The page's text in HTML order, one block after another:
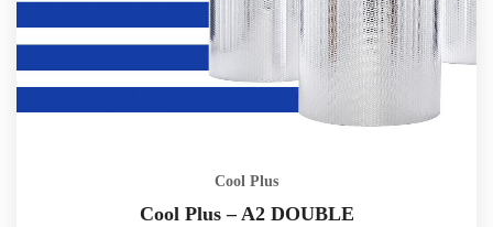
Cool Plus
Cool Plus – A2 DOUBLE